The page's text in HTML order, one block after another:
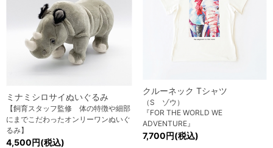
ミナミシロサイぬいぐるみ
【飼育スタッフ監修 体の特徴や細部
にまでこだわったオンリーワンぬいぐ
るみ】
4,500円(税込)
クルーネック Tシャツ
（S ゾウ）
『FOR THE WORLD WE
ADVENTURE』
7,700円(税込)